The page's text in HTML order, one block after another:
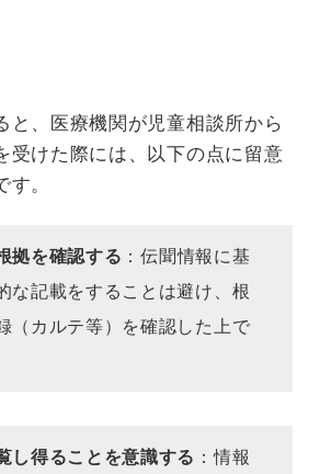
と、医療機関が児童相談所から
受けた際には、以下の点に留意
。
拠を確認する ：伝聞情報に基
な記載をすることは避け、根
（カルテ等）を確認した上で
し得ることを意識する ：情報